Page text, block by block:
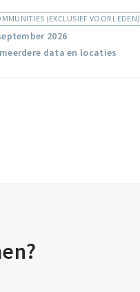
(EXCLUSIEF VOOR LEDEN)
2026
data en locaties